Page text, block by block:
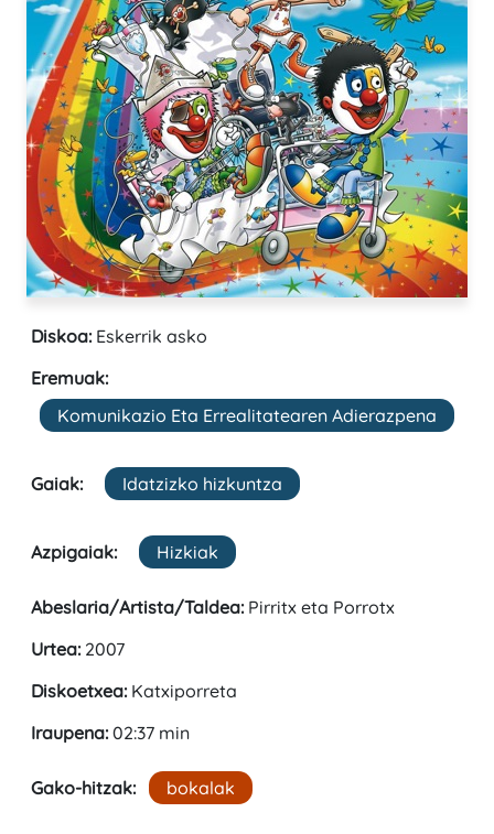
Diskoa:Eskerrik asko
Eremuak:
Komunikazio Eta Errealitatearen Adierazpena
Gaiak: Idatzizko hizkuntza
Azpigaiak: Hizkiak
Abeslaria/Artista/Taldea:Pirritx eta Porrotx
Urtea:2007
Diskoetxea:Katxiporreta
Iraupena:02:37 min
Gako-hitzak: bokalak